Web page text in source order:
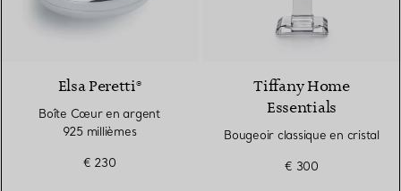
Elsa Peretti®
Boîte Cœur en argent
925 millièmes
€ 230
Tiffany Home
Essentials
Bougeoir classique en cristal
€ 300